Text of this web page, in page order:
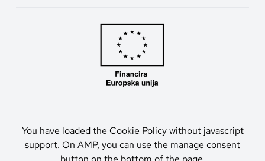
You have loaded the Cookie Policy without javascript
support. On AMP, you can use the manage consent